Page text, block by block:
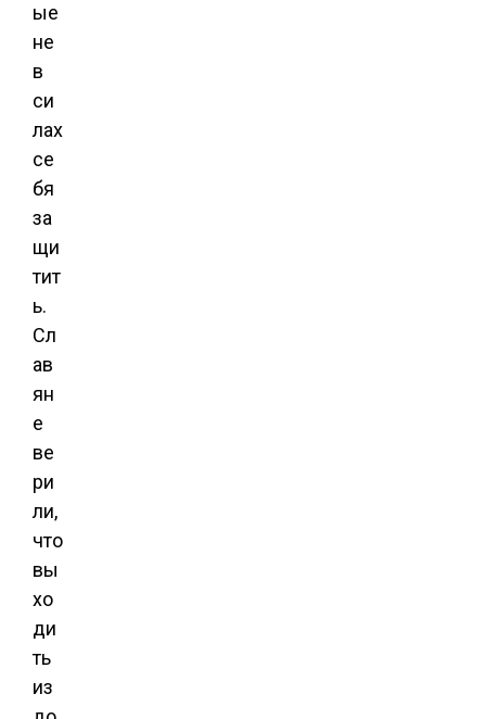
ые
не
в
си
лах
се
бя
за
щи
тит
ь.
Сл
ав
ян
е
ве
ри
ли,
что
вы
хо
ди
ть
из